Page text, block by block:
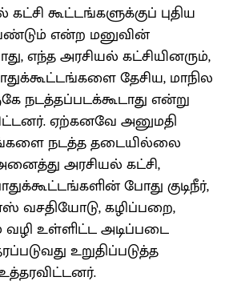
கூட்டங்களுக்குப் புதிய
என்ற மனுவின்
எந்த அரசியல் கட்சியினரும்,
தேசிய, மாநில
நடத்தப்படக்கூடாது என்று
ஏற்கனவே அனுமதி
நடத்த தடையில்லை
அரசியல் கட்சி,
போது குடிநீர்,
வசதியோடு, கழிப்பறை,
உள்ளிட்ட அடிப்படை
உறுதிப்படுத்த